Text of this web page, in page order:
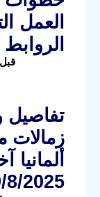
العمل
قبل 11
تفاصيل
8/2025